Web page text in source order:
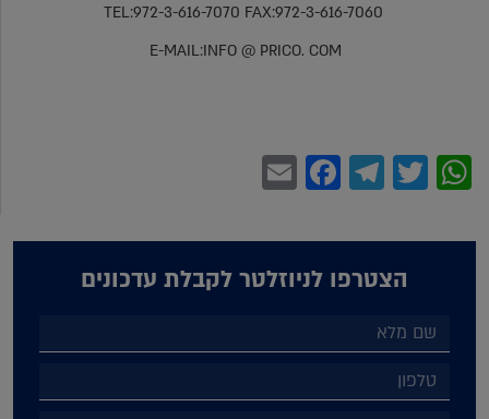
E-MAIL:INFO @ PRICO. COM
WhatsApp
Twitter
Telegram
Facebook
הצטרפו לניוזלטר לקבלת עדכונים